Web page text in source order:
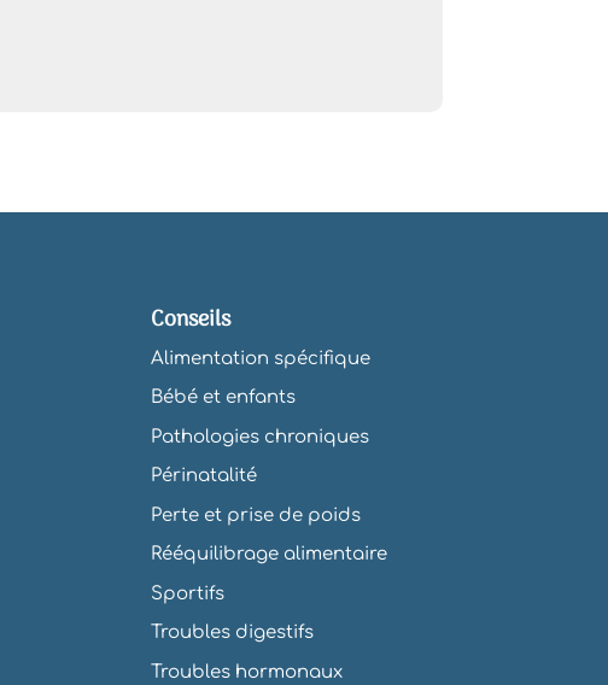
Conseils
Alimentation spécifique
Bébé et enfants
Pathologies chroniques
Périnatalité
Perte et prise de poids
Rééquilibrage alimentaire
Sportifs
Troubles digestifs
Troubles hormonaux